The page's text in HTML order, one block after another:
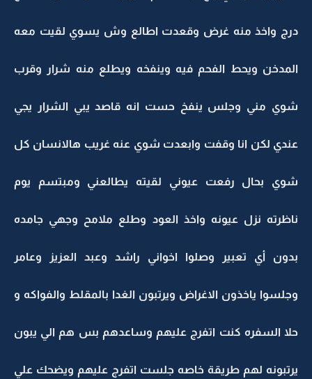
درج واخذ منه غرض وقعدت اطالع وش يسوي لقيت معه
المدخن ويحط الفحم فيه وينفخه ويطلع منه شرار وقرب
شوي مني وجلس ينفخ حست انه قاصد يبي الشرار يجي
عندي لكن انا وقفت وابعدت شوي عنه غريب هالانسان كل
شوي بحال رفعت عيوني لقيته يطالعني ومبتسم يوم
ناظرته نزل عيونه واخذ العود وطلع ملامح وجهي جامده
بدون أي تعبير وصلوا اخواني راشد وعبد العزيز وعامر
وجلسوا ياخذون الاغراض ويرتبون الغدا بالمقلط والفواكه و
حلا السفره كنت اتفرج عليهم وساعدهم بس هم الي يبون
يرتبونه لهم طريقة خاصه جلست اتفرج عليهم ويضحك علي